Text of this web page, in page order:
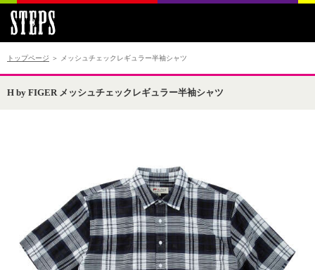
トップページ ＞ メッシュチェックレギュラー半袖シャツ
H by FIGER メッシュチェックレギュラー半袖シャツ